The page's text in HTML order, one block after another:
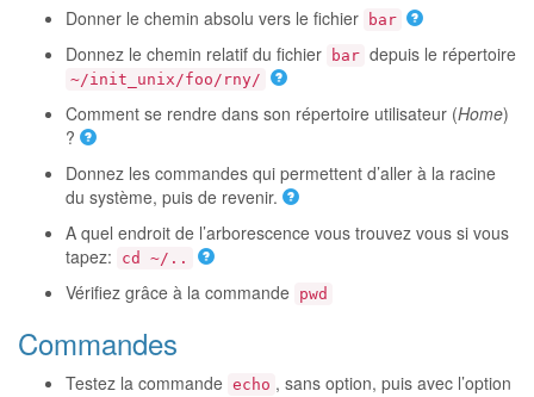
Donner le chemin absolu vers le fichier bar
Donnez le chemin relatif du fichier bar depuis le répertoire
~/init_unix/foo/rny/
Comment se rendre dans son répertoire utilisateur (Home)
?
Donnez les commandes qui permettent d’aller à la racine
du système, puis de revenir.
A quel endroit de l’arborescence vous trouvez vous si vous
tapez:
cd ~/..
Vérifiez grâce à la commande pwd
Commandes
Testez la commande echo , sans option, puis avec l’option